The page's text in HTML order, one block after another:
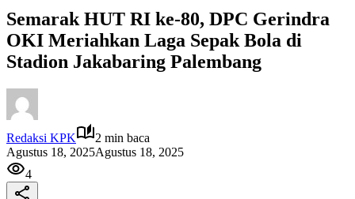
Semarak HUT RI ke-80, DPC Gerindra
OKI Meriahkan Laga Sepak Bola di
Stadion Jakabaring Palembang
Redaksi KPK
2 min baca
Agustus 18, 2025Agustus 18, 2025
4